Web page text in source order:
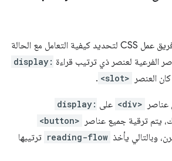
على فريق عمل CSS لتحديد كيفية التعامل مع الحالة
الفرعية لعنصر ذي ترتيب قراءة display:
العنصر <slot>
.
عناصر <div> على display:
يتم ترقية جميع عناصر <button>
وبالتالي يأخذ reading-flow ترتيبها